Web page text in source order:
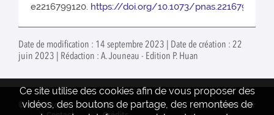
e2216799120. https://doi.org/10.1073/pnas.2216799120
Date de modification : 14 septembre 2023 | Date de création : 22
juin 2023 | Rédaction : A. Jouneau - Edition P. Huan
Ce site utilise des cookies afin de vous proposer des
vidéos, des boutons de partage, des remontées de
© INRAE 2022
Actualités
www.inrae.fr